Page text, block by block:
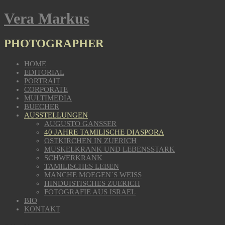
Vera Markus
PHOTOGRAPHER
HOME
EDITORIAL
PORTRAIT
CORPORATE
MULTIMEDIA
BUECHER
AUSSTELLUNGEN
AUGUSTO GANSSER
40 JAHRE TAMILISCHE DIASPORA
OSTKIRCHEN IN ZUERICH
MUSKELKRANK UND LEBENSSTARK
SCHWERKRANK
TAMILISCHES LEBEN
MANCHE MOEGEN`S WEISS
HINDUISTISCHES ZUERICH
FOTOGRAFIE AUS ISRAEL
BIO
KONTAKT